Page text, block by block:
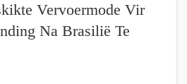
Vervoermode Vir
Na Brasilië Te